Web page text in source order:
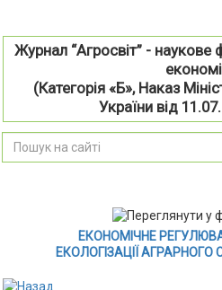
Журнал “Агросвіт” - наукове
(Категорія «Б», Наказ
України від
ЕКОНОМІЧНЕ
ЕКОЛОГІЗАЦІЇ